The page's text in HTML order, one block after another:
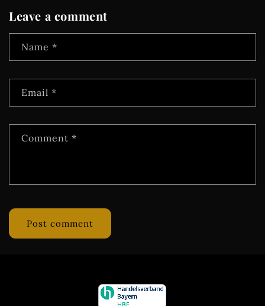
Leave a comment
Name *
Email *
Comment *